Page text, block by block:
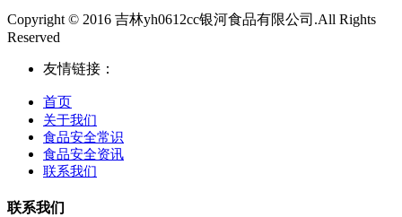
Copyright © 2016 吉林yh0612cc银河食品有限公司.All Rights
Reserved
友情链接：
首页
关于我们
食品安全常识
食品安全资讯
联系我们
联系我们